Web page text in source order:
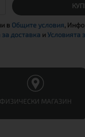
в Общите условия,
доставка иУсловията
ФИЗИЧЕСКИ МАГАЗИН